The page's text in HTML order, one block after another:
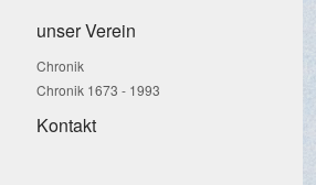
unser Verein
Chronik
Chronik 1673 - 1993
Kontakt